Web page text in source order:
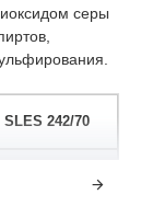
серы
SLES 242/70